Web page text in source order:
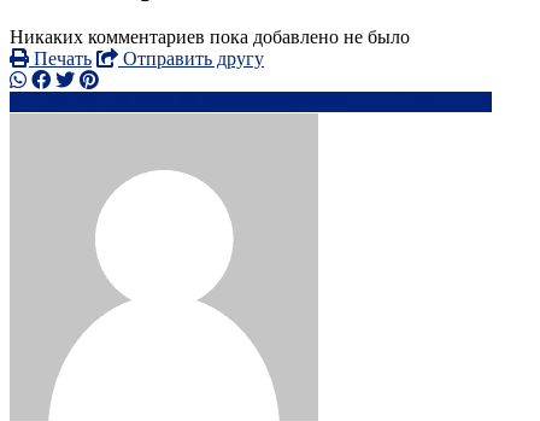
Никаких комментариев пока добавлено не было
Печать
Отправить другу